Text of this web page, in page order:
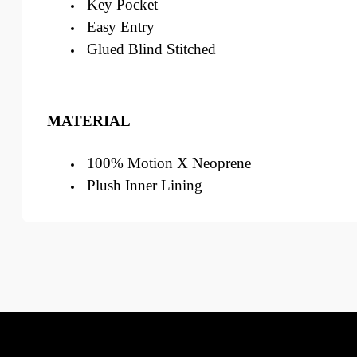
Key Pocket
Easy Entry
Glued Blind Stitched
MATERIAL
100% Motion X Neoprene
Plush Inner Lining
Ürün resmi kalitesiz, bozuk veya görüntülenemiyor.